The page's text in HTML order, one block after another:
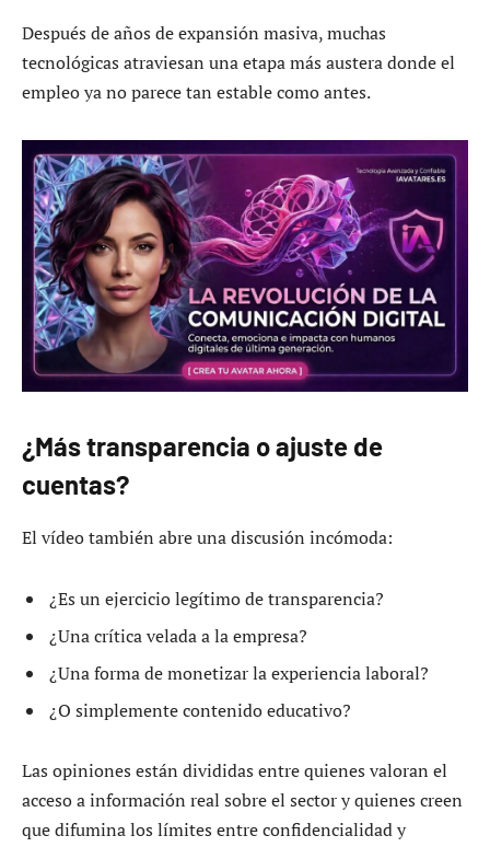
Después de años de expansión masiva, muchas
tecnológicas atraviesan una etapa más austera donde el
empleo ya no parece tan estable como antes.
¿Más transparencia o ajuste de
cuentas?
El vídeo también abre una discusión incómoda:
¿Es un ejercicio legítimo de transparencia?
¿Una crítica velada a la empresa?
¿Una forma de monetizar la experiencia laboral?
¿O simplemente contenido educativo?
Las opiniones están divididas entre quienes valoran el
acceso a información real sobre el sector y quienes creen
que difumina los límites entre confidencialidad y